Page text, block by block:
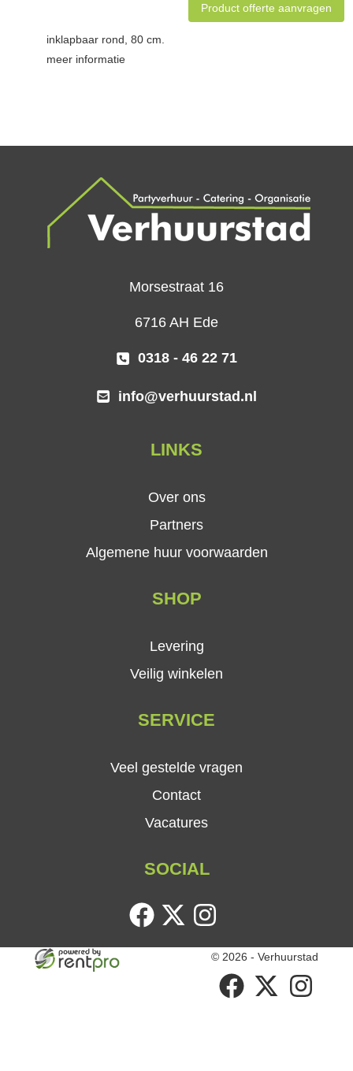
Product offerte aanvragen
inklapbaar rond, 80 cm.
meer informatie
Morsestraat 16
6716 AH Ede
0318 - 46 22 71
info@verhuurstad.nl
LINKS
Over ons
Partners
Algemene huur voorwaarden
SHOP
Levering
Veilig winkelen
SERVICE
Veel gestelde vragen
Contact
Vacatures
SOCIAL
facebooktwitter
© 2026 - Verhuurstad
facebooktwitter instagram